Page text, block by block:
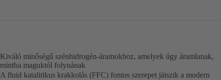
Kiváló minőségű szénhidrogén-áramokhoz, amelyek úgy áramlanak,
mintha maguktól folynának
A fluid katalitikus krakkolás (FFC) fontos szerepet játszik a modern